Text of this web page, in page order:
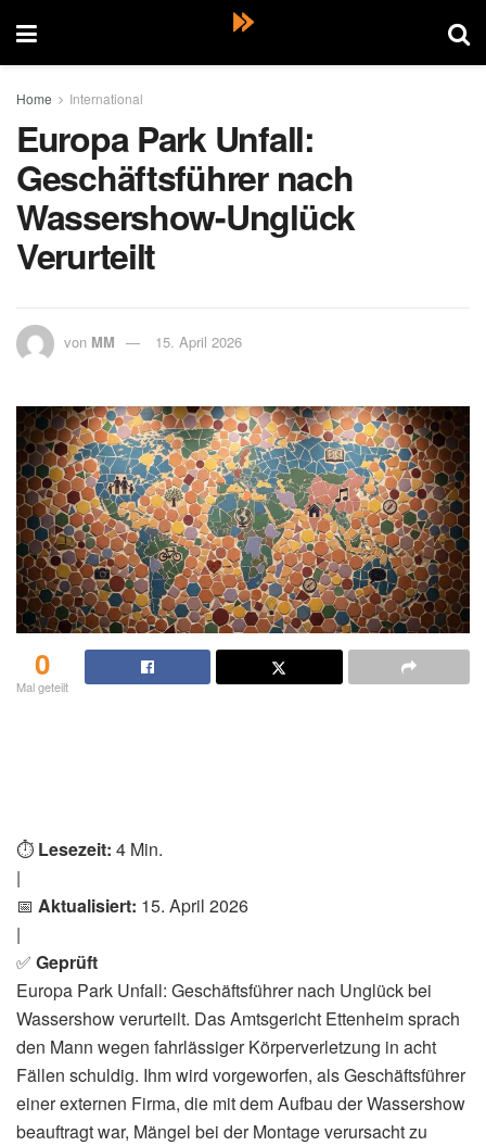
Home International
Europa Park Unfall:
Geschäftsführer nach
Wassershow-Unglück
Verurteilt
von MM 15. April 2026
0
Mal geteilt
⏱️ Lesezeit: 4 Min.
|
📅 Aktualisiert: 15. April 2026
|
✅ Geprüft
Europa Park Unfall: Geschäftsführer nach Unglück bei
Wassershow verurteilt. Das Amtsgericht Ettenheim sprach
den Mann wegen fahrlässiger Körperverletzung in acht
Fällen schuldig. Ihm wird vorgeworfen, als Geschäftsführer
einer externen Firma, die mit dem Aufbau der Wassershow
beauftragt war, Mängel bei der Montage verursacht zu